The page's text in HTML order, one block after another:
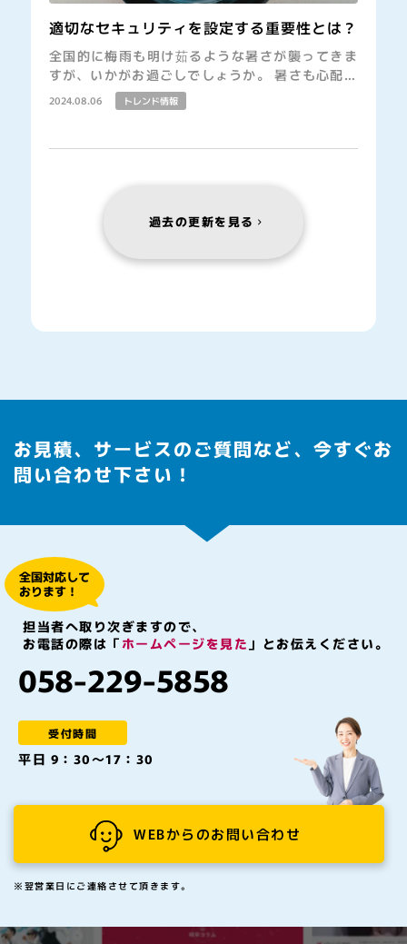
適切なセキュリティを設定する重要性とは？
2024.08.06 トレンド情報
全国的に梅雨も明け茹るような暑さが襲ってきま
すが、いかがお過ごしでしょうか。 暑さも心配で
すが、少し前には国立の研究機関や大手企業への
大規模なサイバー攻撃で個人情報が流出するな
過去の更新を見る
お見積、サービスのご質問など、今すぐお
問い合わせ下さい！
全国対応して
おります！
担当者へ取り次ぎますので、
お電話の際は「ホームページを見た 」とお伝えください。
058-229-5858
受付時間
平日 9：30～17：30
WEBからのお問い合わせ
※翌営業日にご連絡させて頂きます。